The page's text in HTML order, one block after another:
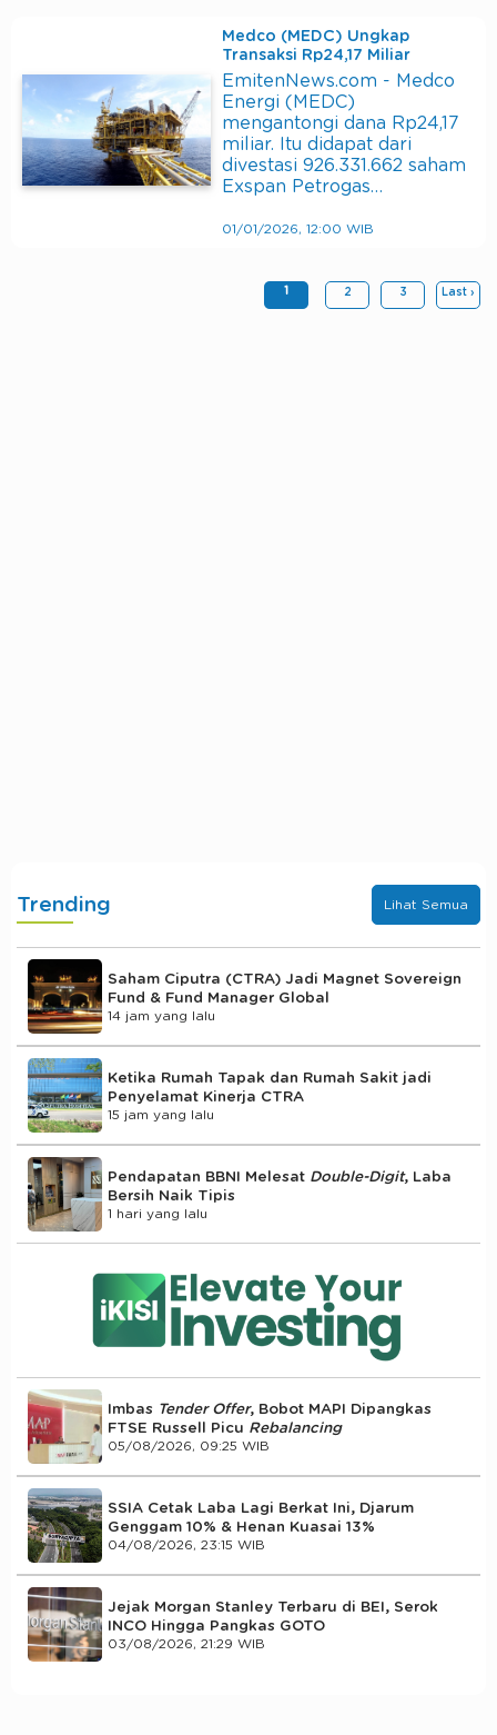
Medco (MEDC) Ungkap
Transaksi Rp24,17 Miliar
EmitenNews.com - Medco
Energi (MEDC)
mengantongi dana Rp24,17
miliar. Itu didapat dari
divestasi 926.331.662 saham
Exspan Petrogas…
01/01/2026, 12:00 WIB
1 2 3 Last ›
Trending Lihat Semua
Saham Ciputra (CTRA) Jadi Magnet Sovereign
Fund & Fund Manager Global
14 jam yang lalu
Ketika Rumah Tapak dan Rumah Sakit jadi
Penyelamat Kinerja CTRA
15 jam yang lalu
Pendapatan BBNI Melesat Double-Digit, Laba
Bersih Naik Tipis
1 hari yang lalu
Imbas Tender Offer, Bobot MAPI Dipangkas
FTSE Russell Picu Rebalancing
05/08/2026, 09:25 WIB
SSIA Cetak Laba Lagi Berkat Ini, Djarum
Genggam 10% & Henan Kuasai 13%
04/08/2026, 23:15 WIB
Jejak Morgan Stanley Terbaru di BEI, Serok
INCO Hingga Pangkas GOTO
03/08/2026, 21:29 WIB